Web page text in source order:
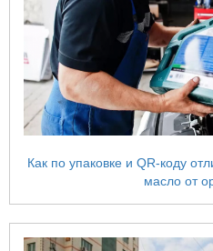
Как по упаковке и QR-коду
масло от